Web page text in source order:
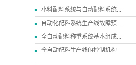
小料配料系统与自动配料系统...
自动化配料系统生产线故障预...
全自动配料称重系统基本组成...
全自动配料生产线的控制机构